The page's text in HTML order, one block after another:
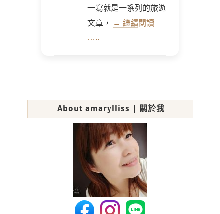
一寫就是一系列的旅遊
文章，
→ 繼續閱讀
…..
About amarylliss | 關於我